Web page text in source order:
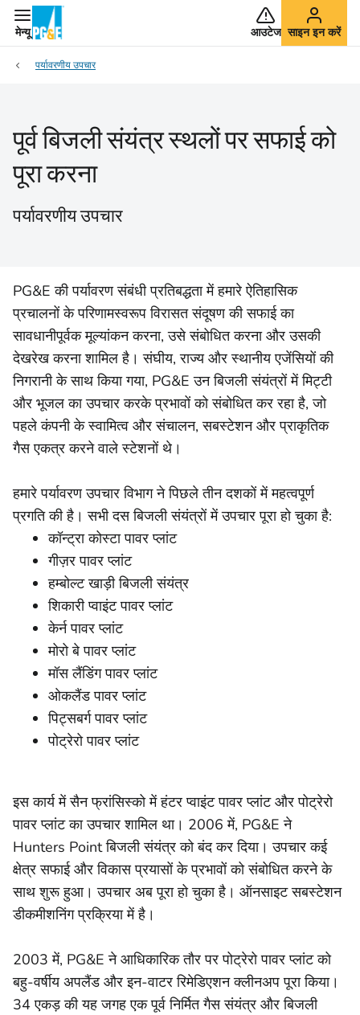
मेन्यू आउटेज साइन इन करें
पर्यावरणीय उपचार
पूर्व बिजली संयंत्र स्थलों पर सफाई को
पूरा करना
पर्यावरणीय उपचार
PG&E की पर्यावरण संबंधी प्रतिबद्धता में हमारे ऐतिहासिक
प्रचालनों के परिणामस्वरूप विरासत संदूषण की सफाई का
सावधानीपूर्वक मूल्यांकन करना, उसे संबोधित करना और उसकी
देखरेख करना शामिल है। संघीय, राज्य और स्थानीय एजेंसियों की
निगरानी के साथ किया गया, PG&E उन बिजली संयंत्रों में मिट्टी
और भूजल का उपचार करके प्रभावों को संबोधित कर रहा है, जो
पहले कंपनी के स्वामित्व और संचालन, सबस्टेशन और प्राकृतिक
गैस एकत्र करने वाले स्टेशनों थे।
हमारे पर्यावरण उपचार विभाग ने पिछले तीन दशकों में महत्वपूर्ण
प्रगति की है। सभी दस बिजली संयंत्रों में उपचार पूरा हो चुका है:
कॉन्ट्रा कोस्टा पावर प्लांट
गीज़र पावर प्लांट
हम्बोल्ट खाड़ी बिजली संयंत्र
शिकारी प्वाइंट पावर प्लांट
केर्न पावर प्लांट
मोरो बे पावर प्लांट
मॉस लैंडिंग पावर प्लांट
ओकलैंड पावर प्लांट
पिट्सबर्ग पावर प्लांट
पोट्रेरो पावर प्लांट
इस कार्य में सैन फ्रांसिस्को में हंटर प्वाइंट पावर प्लांट और पोट्रेरो
पावर प्लांट का उपचार शामिल था। 2006 में, PG&E ने
Hunters Point बिजली संयंत्र को बंद कर दिया। उपचार कई
क्षेत्र सफाई और विकास प्रयासों के प्रभावों को संबोधित करने के
साथ शुरू हुआ। उपचार अब पूरा हो चुका है। ऑनसाइट सबस्टेशन
डीकमीशनिंग प्रक्रिया में है।
2003 में, PG&E ने आधिकारिक तौर पर पोट्रेरो पावर प्लांट को
बहु-वर्षीय अपलैंड और इन-वाटर रिमेडिएशन क्लीनअप पूरा किया।
34 एकड़ की यह जगह एक पूर्व निर्मित गैस संयंत्र और बिजली